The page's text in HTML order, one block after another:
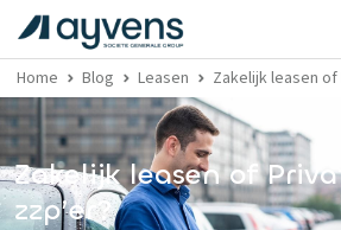
Home Blog Leasen Zakelijk leasen of
Zakelijk leasen of
zzp’er?